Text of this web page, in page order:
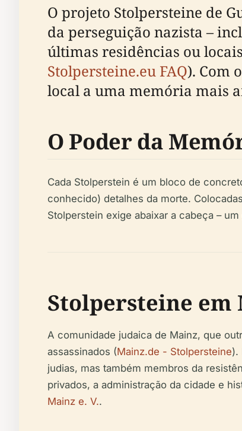
O projeto Stolpersteine de
da perseguição nazista –
últimas residências ou
Stolpersteine.eu FAQ). Com
local a uma memória mais
O Poder da
Cada Stolperstein é um bloco de
conhecido) detalhes da morte.
Stolperstein exige abaixar a cabeça –
Stolpersteine em
A comunidade judaica de Mainz, que
assassinados (Mainz.de - Stolpersteine).
judias, mas também membros da
privados, a administração da cidade e
Mainz e. V..